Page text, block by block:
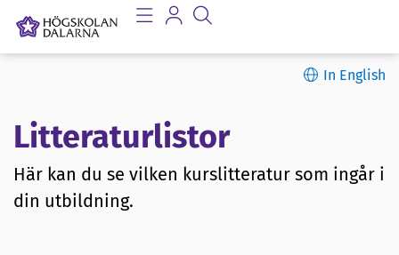
In English
Litteraturlistor
Här kan du se vilken kurslitteratur som ingår i
din utbildning.